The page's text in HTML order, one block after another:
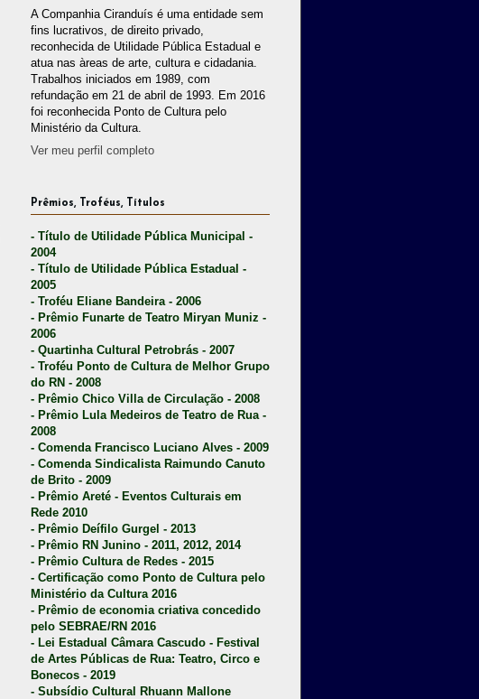
A Companhia Ciranduís é uma entidade sem
fins lucrativos, de direito privado,
reconhecida de Utilidade Pública Estadual e
atua nas àreas de arte, cultura e cidadania.
Trabalhos iniciados em 1989, com
refundação em 21 de abril de 1993. Em 2016
foi reconhecida Ponto de Cultura pelo
Ministério da Cultura.
Ver meu perfil completo
Prêmios, Troféus, Títulos
- Título de Utilidade Pública Municipal -
2004
- Título de Utilidade Pública Estadual -
2005
- Troféu Eliane Bandeira - 2006
- Prêmio Funarte de Teatro Miryan Muniz -
2006
- Quartinha Cultural Petrobrás - 2007
- Troféu Ponto de Cultura de Melhor Grupo
do RN - 2008
- Prêmio Chico Villa de Circulação - 2008
- Prêmio Lula Medeiros de Teatro de Rua -
2008
- Comenda Francisco Luciano Alves - 2009
- Comenda Sindicalista Raimundo Canuto
de Brito - 2009
- Prêmio Areté - Eventos Culturais em
Rede 2010
- Prêmio Deífilo Gurgel - 2013
- Prêmio RN Junino - 2011, 2012, 2014
- Prêmio Cultura de Redes - 2015
- Certificação como Ponto de Cultura pelo
Ministério da Cultura 2016
- Prêmio de economia criativa concedido
pelo SEBRAE/RN 2016
- Lei Estadual Câmara Cascudo - Festival
de Artes Públicas de Rua: Teatro, Circo e
Bonecos - 2019
- Subsídio Cultural Rhuann Mallone